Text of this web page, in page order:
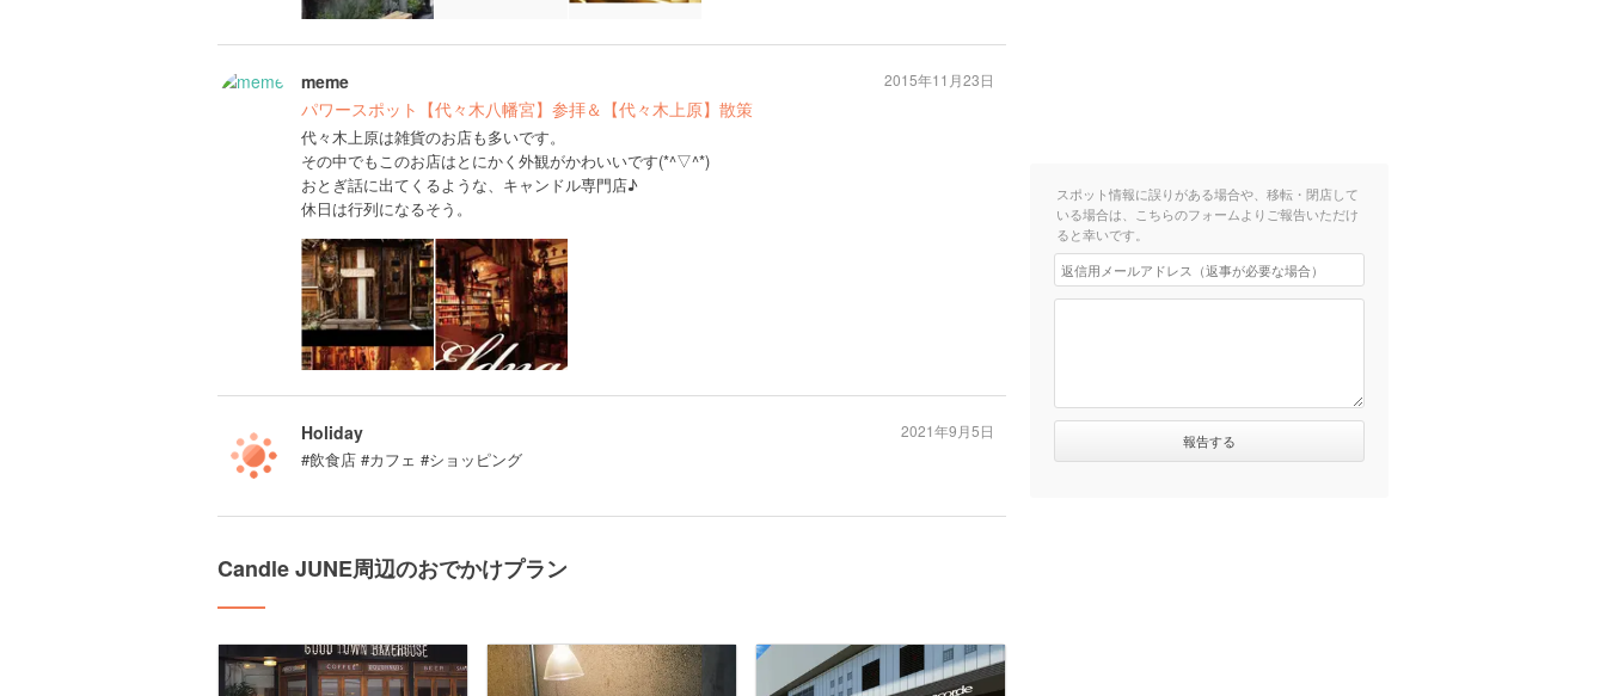
meme
パワースポット【代々木八幡宮】参拝＆【代々木上原】散策
代々木上原は雑貨のお店も多いです。
その中でもこのお店はとにかく外観がかわいいです(*^▽^*)
おとぎ話に出てくるような、キャンドル専門店♪
休日は行列になるそう。
2015年11月23日
Holiday
#飲食店 #カフェ #ショッピング
2021年9月5日
Candle JUNE周辺のおでかけプラン
スポット情報に誤りがある場合や、移転・閉店して
いる場合は、こちらのフォームよりご報告いただけ
ると幸いです。